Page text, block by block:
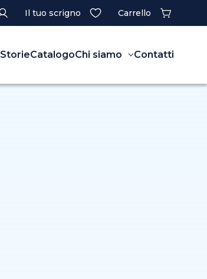
Il tuo scrigno Carrello
StorieCatalogoChi siamo Contatti